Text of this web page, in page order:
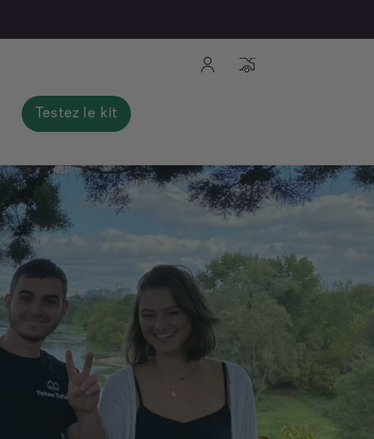
Testez le kit
ConnexionPanier